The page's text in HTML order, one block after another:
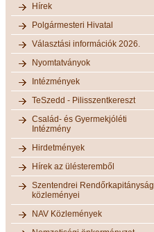
Hírek
Polgármesteri Hivatal
Választási információk 2026.
Nyomtatványok
Intézmények
TeSzedd - Pilisszentkereszt
Család- és Gyermekjóléti
Intézmény
Hirdetmények
Hírek az ülésteremből
Szentendrei Rendőrkapitányság
közleményei
NAV Közlemények